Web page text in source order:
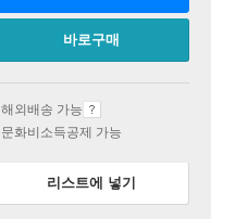
바로구매
해외배송 가능
문화비소득공제 가능
리스트에 넣기